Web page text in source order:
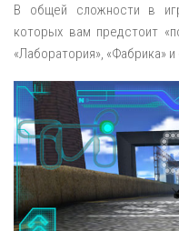
В общей сложности в
которых вам предстоит
«Лаборатория», «Фабрика»